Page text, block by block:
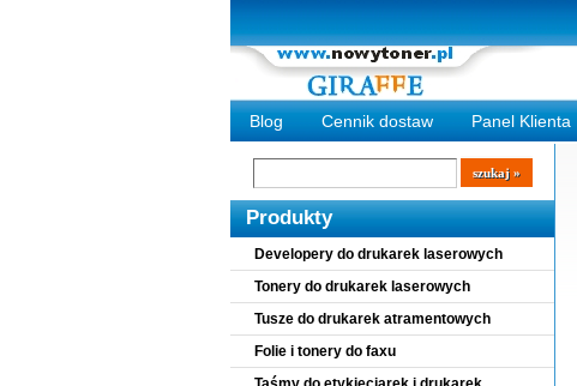
Blog Cennik dostaw Panel Klienta
Wyszukiwarka
szukaj
Produkty
Developery do drukarek laserowych
Tonery do drukarek laserowych
Tusze do drukarek atramentowych
Folie i tonery do faxu